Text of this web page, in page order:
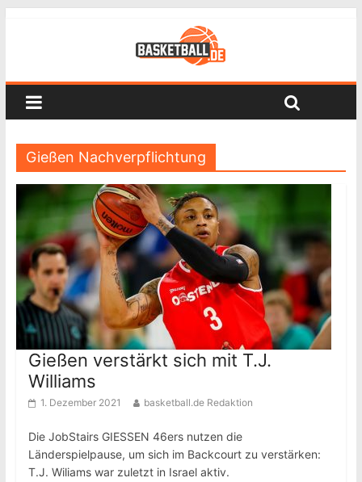
Gießen Nachverpflichtung
Gießen verstärkt sich mit T.J.
Williams
1. Dezember 2021 basketball.de Redaktion
Die JobStairs GIESSEN 46ers nutzen die
Länderspielpause, um sich im Backcourt zu verstärken:
T.J. Wiliams war zuletzt in Israel aktiv.